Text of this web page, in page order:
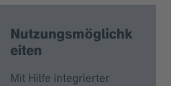
Nutzungsmöglichk
eiten
Mit Hilfe integrierter